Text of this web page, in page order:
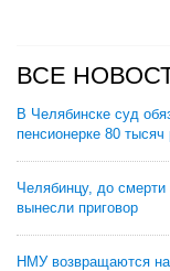
ВСЕ
В Челябинске суд
пенсионерке 80 тысяч
Челябинцу, до смерти
вынесли приговор
НМУ возвращаются